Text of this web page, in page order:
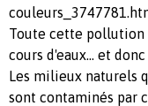
Toute cette pollution
cours d'eaux... et
Les milieux naturels
sont contaminés par